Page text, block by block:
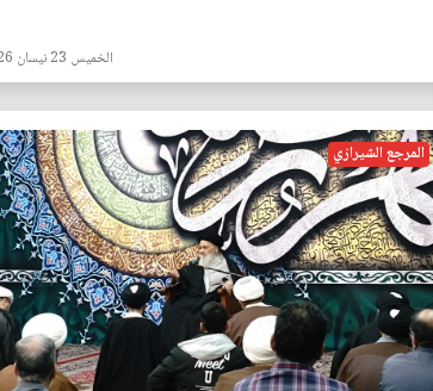
الخميس 23 نيسان 2026
المرجع الشيرازي